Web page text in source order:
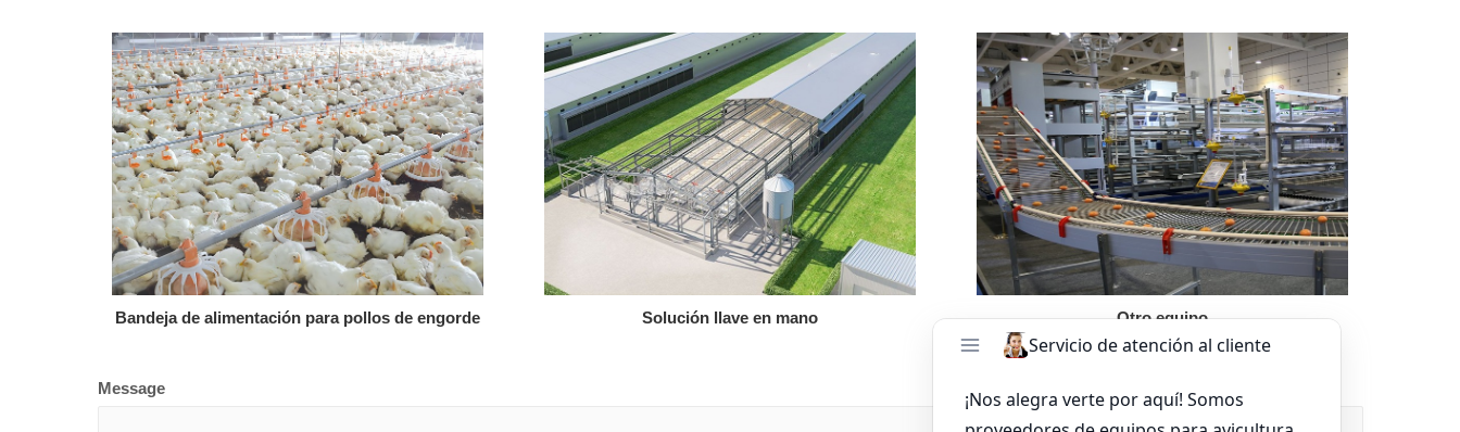
Bandeja de alimentación para pollos de engorde Solución llave en mano Otro equipo
Message